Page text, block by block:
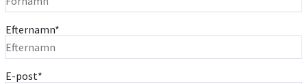
Efternamn*
E-post*